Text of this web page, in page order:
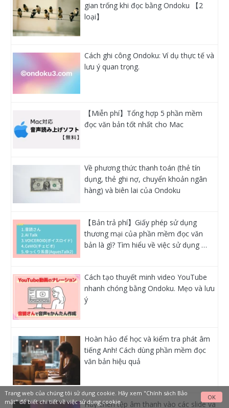
gian trống khi đọc bằng Ondoku 【2
loại】
Cách ghi công Ondoku: Ví dụ thực tế và
lưu ý quan trọng.
【Miễn phí】Tổng hợp 5 phần mềm
đọc văn bản tốt nhất cho Mac
Về phương thức thanh toán (thẻ tín
dụng, thẻ ghi nợ, chuyển khoản ngân
hàng) và biên lai của Ondoku
【Bản trả phí】Giấy phép sử dụng
thương mại của phần mềm đọc văn
bản là gì? Tìm hiểu về việc sử dụng …
Cách tạo thuyết minh video YouTube
nhanh chóng bằng Ondoku. Mẹo và lưu
ý
Hoàn hảo để học và kiểm tra phát âm
tiếng Anh! Cách dùng phần mềm đọc
văn bản hiệu quả
Hãy chèn tệp âm thanh vào các slide và
Trang web của chúng tôi sử dụng cookie. Hãy xem "Chính sách Bảo
mật"để biết chi tiết về việc sử dụng cookie.
OK